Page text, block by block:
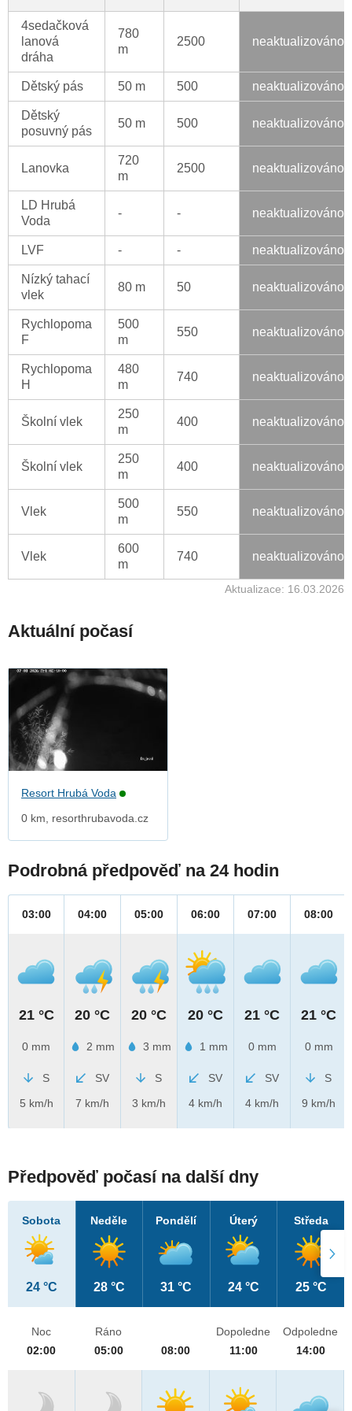
4sedačková
lanová
dráha
780
m
2500 neaktualizováno
Dětský pás 50 m 500 neaktualizováno
Dětský
posuvný pás
50 m 500 neaktualizováno
Lanovka
720
m
2500 neaktualizováno
LD Hrubá
Voda
- - neaktualizováno
LVF - - neaktualizováno
Nízký tahací
vlek
80 m 50 neaktualizováno
Rychlopoma
F
500
m
550 neaktualizováno
Rychlopoma
H
480
m
740 neaktualizováno
Školní vlek
250
m
400 neaktualizováno
Školní vlek
250
m
400 neaktualizováno
Vlek
500
m
550 neaktualizováno
Vlek
600
m
740 neaktualizováno
Aktualizace: 16.03.2026
Aktuální počasí
Resort Hrubá Voda
0 km, resorthrubavoda.cz
Podrobná předpověď na 24 hodin
03:00
21 °C
0 mm
S
5 km/h
04:00
20 °C
2 mm
SV
7 km/h
05:00
20 °C
3 mm
S
3 km/h
06:00
20 °C
1 mm
SV
4 km/h
07:00
21 °C
0 mm
SV
4 km/h
08:00
21 °C
0 mm
S
9 km/h
Předpověď počasí na další dny
Sobota
24 °C
Neděle
28 °C
Pondělí
31 °C
Úterý
24 °C
Středa
25 °C
Noc
02:00
Ráno
05:00
08:00
Dopoledne
11:00
Odpoledne
14:00